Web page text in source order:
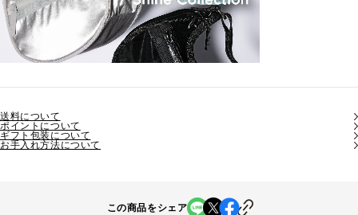
送料について
ポイントについて
ギフト包装について
お手入れ方法について
この商品をシェア